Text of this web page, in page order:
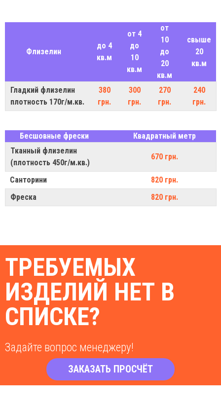
Флизелин
до 4
кв.м
от 4
до
10
кв.м
от
10
до
20
кв.м
свыше
20
кв.м
Гладкий флизелин
плотность 170г/м.кв.
380
грн.
300
грн.
270
грн.
240
грн.
Бесшовные фрески
Квадратный метр
Тканный флизелин
(плотность 450г/м.кв.)
670 грн.
Санторини
820 грн.
Фреска
820 грн.
ТРЕБУЕМЫХ
ИЗДЕЛИЙ НЕТ В
СПИСКЕ?
Задайте вопрос менеджеру!
ЗАКАЗАТЬ ПРОСЧЁТ